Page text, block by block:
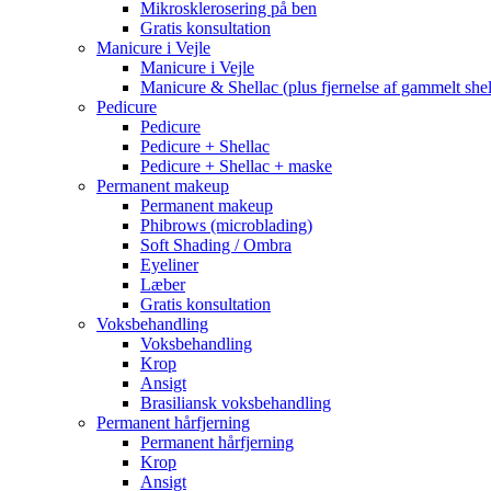
Mikrosklerosering på ben
Gratis konsultation
Manicure i Vejle
Manicure i Vejle
Manicure & Shellac (plus fjernelse af gammelt
Pedicure
Pedicure
Pedicure + Shellac
Pedicure + Shellac + maske
Permanent makeup
Permanent makeup
Phibrows (microblading)
Soft Shading / Ombra
Eyeliner
Læber
Gratis konsultation
Voksbehandling
Voksbehandling
Krop
Ansigt
Brasiliansk voksbehandling
Permanent hårfjerning
Permanent hårfjerning
Krop
Ansigt